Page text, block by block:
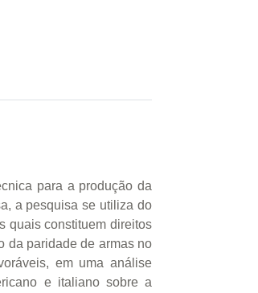
para a produção da
a pesquisa se utiliza do
quais constituem direitos
da paridade de armas no
em uma análise
e italiano sobre a